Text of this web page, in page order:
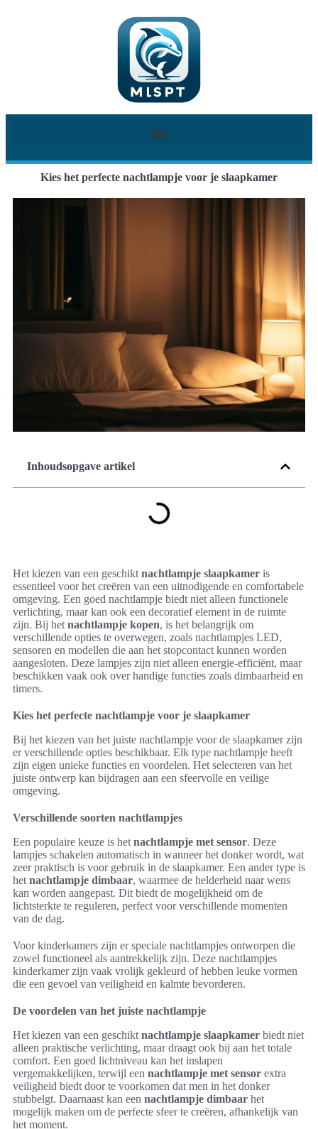
Kies het perfecte nachtlampje voor je slaapkamer
Inhoudsopgave artikel
Het kiezen van een geschikt nachtlampje slaapkamer is
essentieel voor het creëren van een uitnodigende en comfortabele
omgeving. Een goed nachtlampje biedt niet alleen functionele
verlichting, maar kan ook een decoratief element in de ruimte
zijn. Bij het nachtlampje kopen, is het belangrijk om
verschillende opties te overwegen, zoals nachtlampjes LED,
sensoren en modellen die aan het stopcontact kunnen worden
aangesloten. Deze lampjes zijn niet alleen energie-efficiënt, maar
beschikken vaak ook over handige functies zoals dimbaarheid en
timers.
Kies het perfecte nachtlampje voor je slaapkamer
Bij het kiezen van het juiste nachtlampje voor de slaapkamer zijn
er verschillende opties beschikbaar. Elk type nachtlampje heeft
zijn eigen unieke functies en voordelen. Het selecteren van het
juiste ontwerp kan bijdragen aan een sfeervolle en veilige
omgeving.
Verschillende soorten nachtlampjes
Een populaire keuze is het nachtlampje met sensor. Deze
lampjes schakelen automatisch in wanneer het donker wordt, wat
zeer praktisch is voor gebruik in de slaapkamer. Een ander type is
het nachtlampje dimbaar, waarmee de helderheid naar wens
kan worden aangepast. Dit biedt de mogelijkheid om de
lichtsterkte te reguleren, perfect voor verschillende momenten
van de dag.
Voor kinderkamers zijn er speciale nachtlampjes ontworpen die
zowel functioneel als aantrekkelijk zijn. Deze nachtlampjes
kinderkamer zijn vaak vrolijk gekleurd of hebben leuke vormen
die een gevoel van veiligheid en kalmte bevorderen.
De voordelen van het juiste nachtlampje
Het kiezen van een geschikt nachtlampje slaapkamer biedt niet
alleen praktische verlichting, maar draagt ook bij aan het totale
comfort. Een goed lichtniveau kan het inslapen
vergemakkelijken, terwijl een nachtlampje met sensor extra
veiligheid biedt door te voorkomen dat men in het donker
stubbelgt. Daarnaast kan een nachtlampje dimbaar het
mogelijk maken om de perfecte sfeer te creëren, afhankelijk van
het moment.